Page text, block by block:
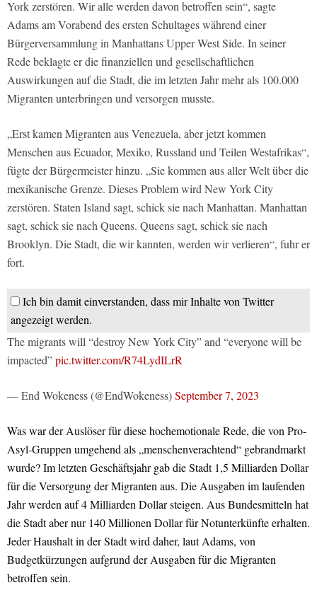
York zerstören. Wir alle werden davon betroffen sein“, sagte
Adams am Vorabend des ersten Schultages während einer
Bürgerversammlung in Manhattans Upper West Side. In seiner
Rede beklagte er die finanziellen und gesellschaftlichen
Auswirkungen auf die Stadt, die im letzten Jahr mehr als 100.000
Migranten unterbringen und versorgen musste.
„Erst kamen Migranten aus Venezuela, aber jetzt kommen
Menschen aus Ecuador, Mexiko, Russland und Teilen Westafrikas“,
fügte der Bürgermeister hinzu. „Sie kommen aus aller Welt über die
mexikanische Grenze. Dieses Problem wird New York City
zerstören. Staten Island sagt, schick sie nach Manhattan. Manhattan
sagt, schick sie nach Queens. Queens sagt, schick sie nach
Brooklyn. Die Stadt, die wir kannten, werden wir verlieren“, fuhr er
fort.
Ich bin damit einverstanden, dass mir Inhalte von Twitter
angezeigt werden.
The migrants will “destroy New York City” and “everyone will be
impacted”pic.twitter.com/R74LydILrR
— End Wokeness (@EndWokeness)September 7, 2023
Was war der Auslöser für diese hochemotionale Rede, die von Pro-
Asyl-Gruppen umgehend als „menschenverachtend“ gebrandmarkt
wurde? Im letzten Geschäftsjahr gab die Stadt 1,5 Milliarden Dollar
für die Versorgung der Migranten aus. Die Ausgaben im laufenden
Jahr werden auf 4 Milliarden Dollar steigen. Aus Bundesmitteln hat
die Stadt aber nur 140 Millionen Dollar für Notunterkünfte erhalten.
Jeder Haushalt in der Stadt wird daher, laut Adams, von
Budgetkürzungen aufgrund der Ausgaben für die Migranten
betroffen sein.